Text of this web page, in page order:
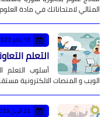
المثالي لامتحاناتك في مادة
18 يناير 2023
التعلم
أسلوب التعلم
الويب و المنصات الالكترونية
22 أبريل 2023